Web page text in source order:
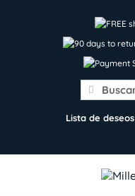
Search
for:
Lista de deseos